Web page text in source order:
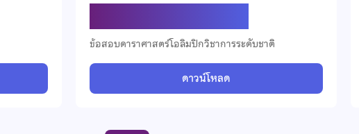
ข้อสอบดาราศาสตร์โอลิมปิกวิชาการระดับชาติ
ดาวน์โหลด